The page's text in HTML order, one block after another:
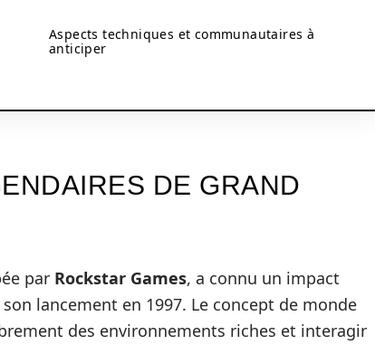
Aspects techniques et communautaires à
anticiper
DE GRAND
par Rockstar Games, a connu un impact
lancement en 1997. Le concept de monde
des environnements riches et interagir